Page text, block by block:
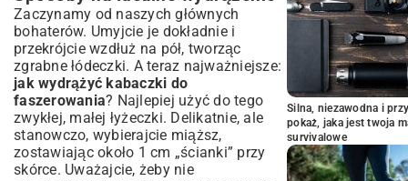
Zaczynamy od naszych głównych
bohaterów. Umyjcie je dokładnie i
przekrójcie wzdłuż na pół, tworząc
zgrabne łódeczki. A teraz najważniejsze:
jak wydrążyć kabaczki do
faszerowania? Najlepiej użyć do tego
zwykłej, małej łyżeczki. Delikatnie, ale
stanowczo, wybierajcie miąższ,
zostawiając około 1 cm „ścianki” przy
skórce. Uważajcie, żeby nie
Silna, niezawodna i
pokaż, jaka jest twoja
survivalowe